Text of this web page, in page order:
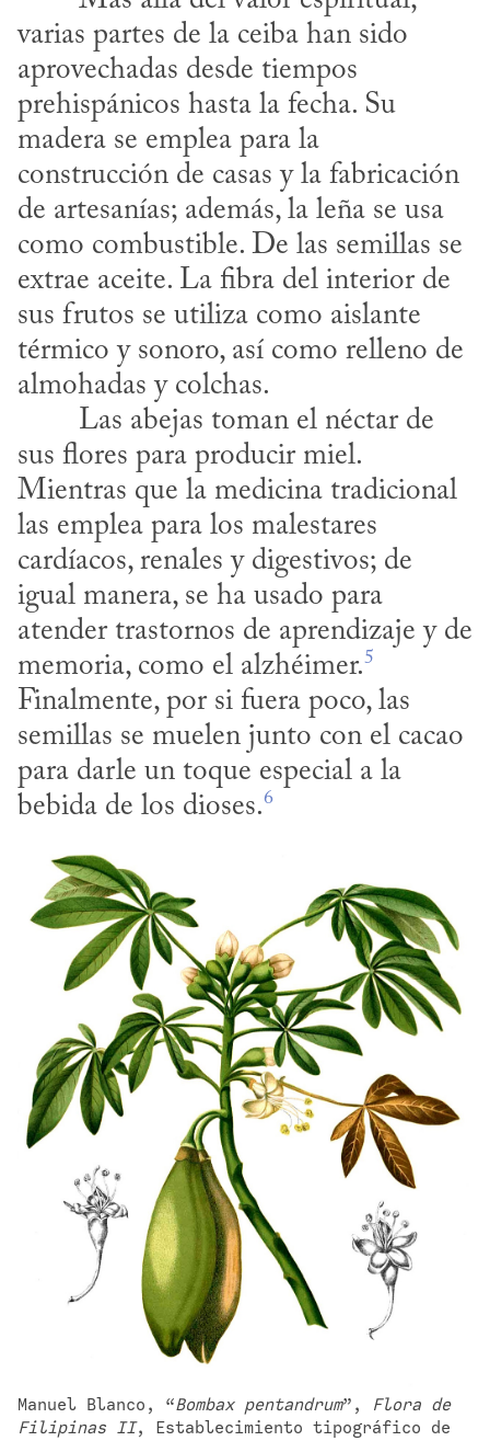
varias partes de la ceiba han sido
aprovechadas desde tiempos
prehispánicos hasta la fecha. Su
madera se emplea para la
construcción de casas y la fabricación
de artesanías; además, la leña se usa
como combustible. De las semillas se
extrae aceite. La fibra del interior de
sus frutos se utiliza como aislante
térmico y sonoro, así como relleno de
almohadas y colchas.
sus flores para producir miel.
Mientras que la medicina tradicional
las emplea para los malestares
cardíacos, renales y digestivos; de
igual manera, se ha usado para
atender trastornos de aprendizaje y de
memoria, como el alzhéimer.5
Finalmente, por si fuera poco, las
semillas se muelen junto con el cacao
para darle un toque especial a la
bebida de los dioses.6
Manuel Blanco, “Bombax pentandrum”, Flora de
Filipinas II, Establecimiento tipográfico de